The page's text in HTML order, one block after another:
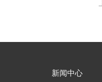
新闻中心